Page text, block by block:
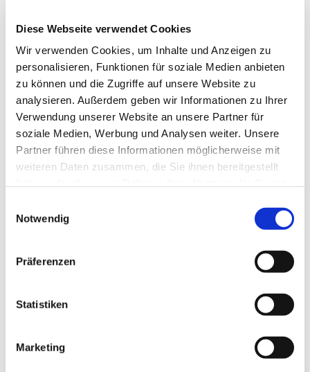
Diese Webseite verwendet Cookies
Wir verwenden Cookies, um Inhalte und Anzeigen zu
personalisieren, Funktionen für soziale Medien anbieten
zu können und die Zugriffe auf unsere Website zu
analysieren. Außerdem geben wir Informationen zu Ihrer
Verwendung unserer Website an unsere Partner für
soziale Medien, Werbung und Analysen weiter. Unsere
Partner führen diese Informationen möglicherweise mit
weiteren Daten zusammen, die Sie ihnen bereitgestellt
Notwendig
Präferenzen
Statistiken
Marketing